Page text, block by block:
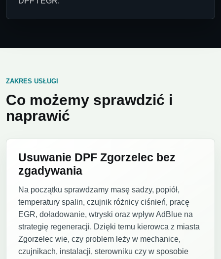
ZAKRES USŁUGI
Co możemy sprawdzić i
naprawić
Usuwanie DPF Zgorzelec bez
zgadywania
Na początku sprawdzamy masę sadzy, popiół,
temperatury spalin, czujnik różnicy ciśnień, pracę
EGR, doładowanie, wtryski oraz wpływ AdBlue na
strategię regeneracji. Dzięki temu kierowca z miasta
Zgorzelec wie, czy problem leży w mechanice,
czujnikach, instalacji, sterowniku czy w sposobie